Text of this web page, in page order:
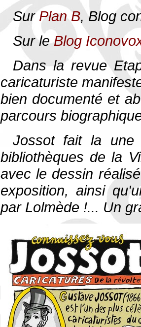
SurPlan B, Blog
Sur leBlog
Dans la revue
caricaturiste
bien documenté et
parcours
Jossot fait la
bibliothèques de la
avec le dessin
exposition, ainsi
par Lolmède !... Un